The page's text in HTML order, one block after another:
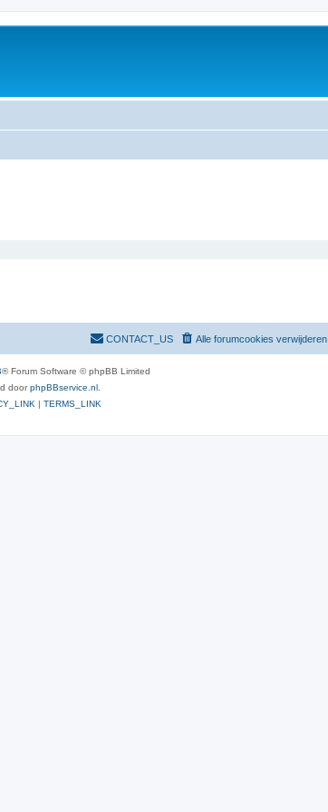
Alle forumcookies verwijderen
CONTACT_US
® Forum Software © phpBB Limited
doorphpBBservice.nl.
| TERMS_LINK